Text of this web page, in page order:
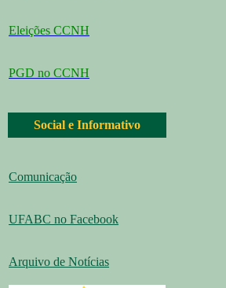
Eleições CCNH
PGD no CCNH
Social e Informativo
Comunicação
UFABC no Facebook
Arquivo de Notícias